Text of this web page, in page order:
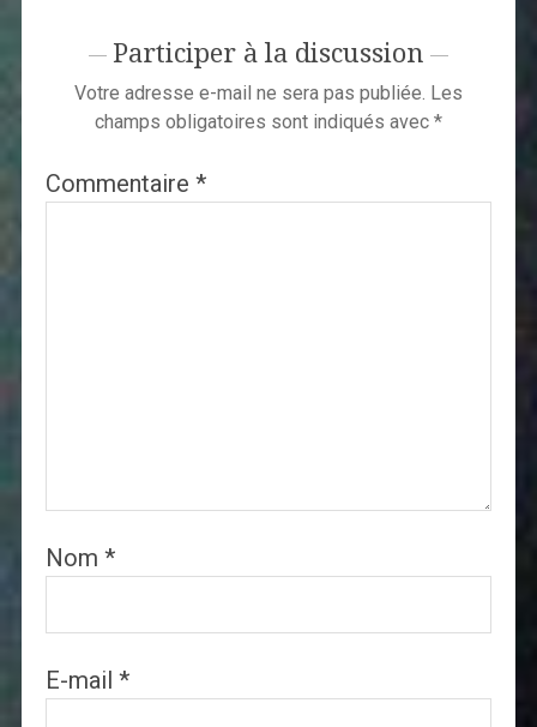
Participer à la discussion
Votre adresse e-mail ne sera pas publiée. Les
champs obligatoires sont indiqués avec *
Commentaire *
Nom *
E-mail *